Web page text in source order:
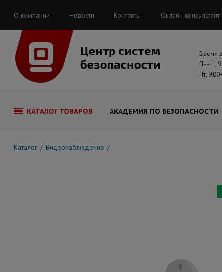
О компании Новости Контакты Онлайн консультант
Время
Пн-чт,
Пт,
КАТАЛОГ ТОВАРОВ АКАДЕМИЯ ПО БЕЗОПАСНОСТИ
Каталог Видеонаблюдение